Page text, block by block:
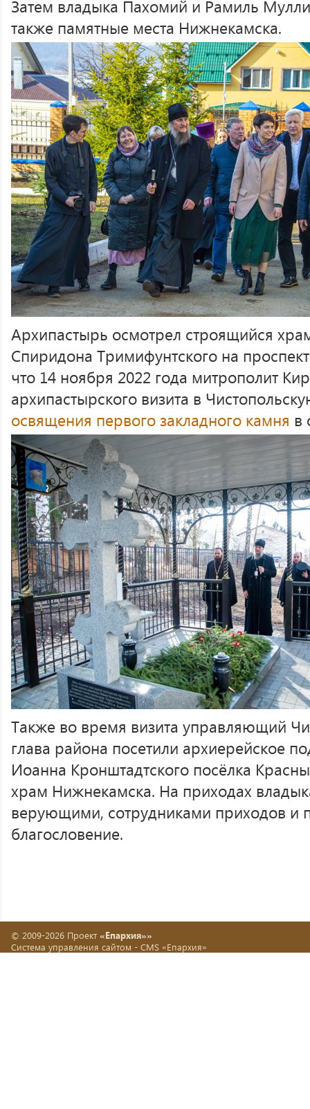
Затем владыка Пахомий и Рамиль
также памятные места Нижнекамска.
Архипастырь осмотрел строящийся
Спиридона Тримифунтского на
что 14 ноября 2022 года митрополит
архипастырского визита в
освящения первого закладного камня в
Также во время визита управляющий
глава района посетили архиерейское
Иоанна Кронштадтского посёлка
храм Нижнекамска. На приходах
верующими, сотрудниками приходов и
благословение.
© 2009-2026 Проект «Епархия»»
Система управления сайтом - CMS «Епархия»